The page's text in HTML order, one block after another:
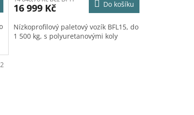
A
16 999 Kč Do košíku
Nízkoprofilový paletový vozík BFL15, do
1 500 kg, s polyuretanovými koly